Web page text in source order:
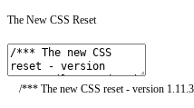
The New CSS Reset
/*** The new CSS reset - version